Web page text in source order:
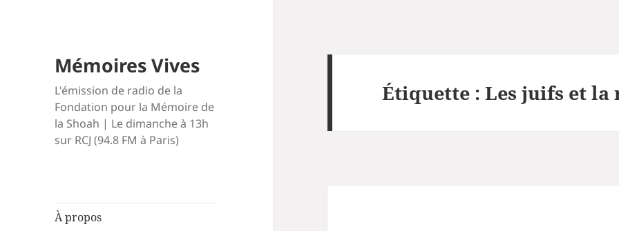
Mémoires Vives
L'émission de radio de la
Fondation pour la Mémoire de
la Shoah | Le dimanche à 13h
sur RCJ (94.8 FM à Paris)
À propos
Étiquette :Les juifs et la